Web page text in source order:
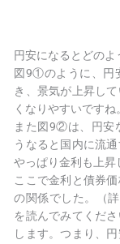
円安になるとどのよ
図9①のように、円
き、景気が上昇し
くなりやすいですね
また図9②は、円安
うなると国内に流
やっぱり金利も上昇
ここで金利と債券
の関係でした。
（
を読んでみてくだ
します。つまり、